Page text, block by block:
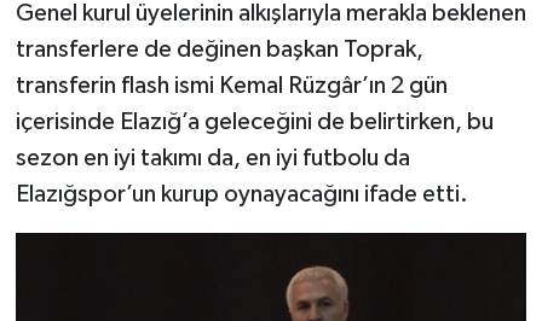
Genel kurul üyelerinin alkışlarıyla merakla beklenen
transferlere de değinen başkan Toprak,
transferin flash ismi Kemal Rüzgâr’ın 2 gün
içerisinde Elazığ’a geleceğini de belirtirken, bu
sezon en iyi takımı da, en iyi futbolu da
Elazığspor’un kurup oynayacağını ifade etti.